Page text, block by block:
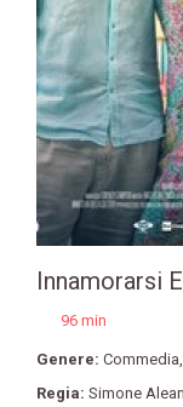
Innamorarsi
96 min
Genere: Commedia,
Regia: Simone